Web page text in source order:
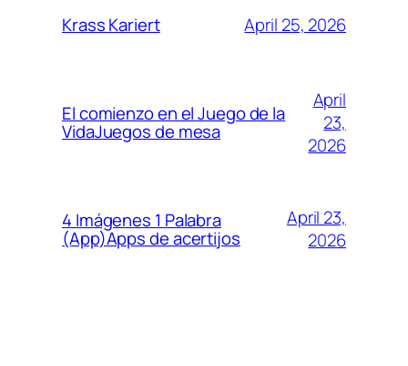
Krass Kariert April 25, 2026
El comienzo en el Juego de la
VidaJuegos de mesa
April
23,
2026
4 Imágenes 1 Palabra
(App)Apps de acertijos
April 23,
2026